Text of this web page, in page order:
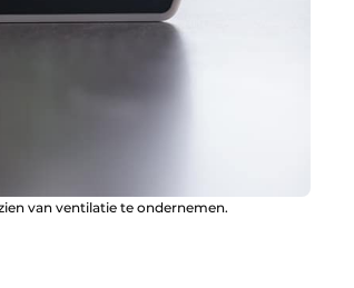
van ventilatie te ondernemen.